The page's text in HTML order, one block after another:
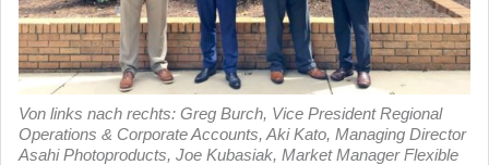
Von links nach rechts: Greg Burch, Vice President Regional
Operations & Corporate Accounts, Aki Kato, Managing Director
Asahi Photoproducts, Joe Kubasiak, Market Manager Flexible